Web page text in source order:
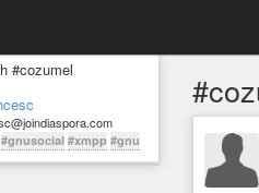
#cozumel
#gnusocial #xmpp #gnu